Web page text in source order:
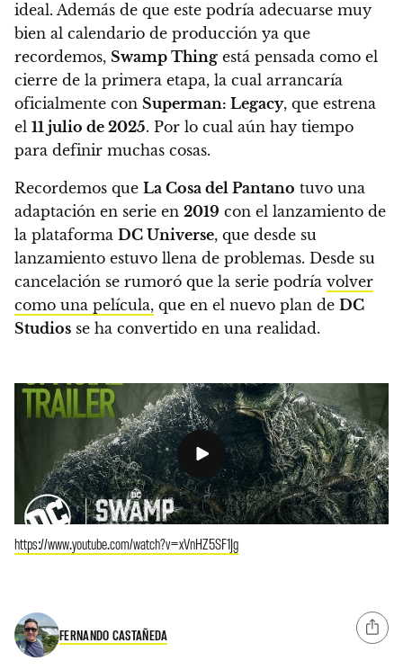
ideal. Además de que este podría adecuarse muy
bien al calendario de producción ya que
recordemos, Swamp Thing está pensada como el
cierre de la primera etapa, la cual arrancaría
oficialmente con Superman: Legacy, que estrena
el 11 julio de 2025. Por lo cual aún hay tiempo
para definir muchas cosas.
Recordemos que La Cosa del Pantano tuvo una
adaptación en serie en 2019 con el lanzamiento de
la plataforma DC Universe, que desde su
lanzamiento estuvo llena de problemas. Desde su
cancelación se rumoró que la serie podría volver
como una película, que en el nuevo plan de DC
Studios se ha convertido en una realidad.
https://www.youtube.com/watch?v=xVnHZ5SF1Jg
FERNANDO CASTAÑEDA